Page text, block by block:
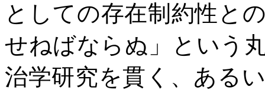
としての存在制約性と
せねばならぬ」という
治学研究を貫く、ある